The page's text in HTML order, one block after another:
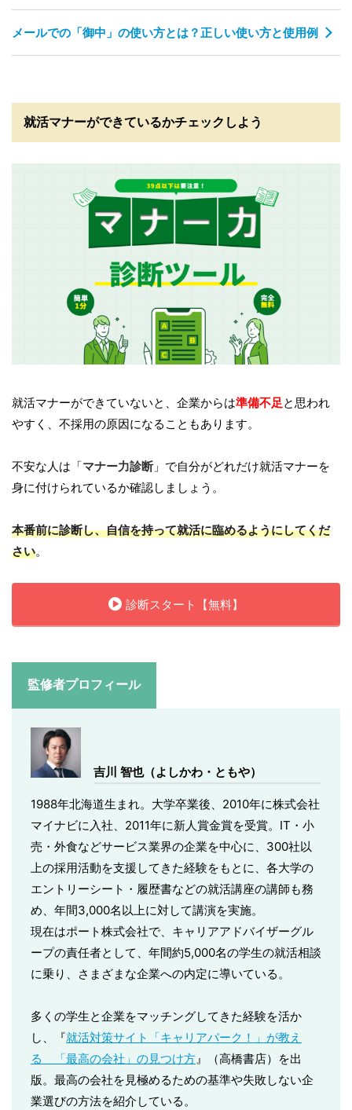
メールでの「御中」の使い方とは？正しい使い方と使用例
就活マナーができているかチェックしよう
就活マナーができていないと、企業からは準備不足と思われ
やすく、不採用の原因になることもあります。
不安な人は「マナー力診断」で自分がどれだけ就活マナーを
身に付けられているか確認しましょう。
本番前に診断し、自信を持って就活に臨めるようにしてくだ
さい。
診断スタート【無料】
監修者プロフィール
吉川 智也（よしかわ・ともや）
1988年北海道生まれ。大学卒業後、2010年に株式会社
マイナビに入社、2011年に新人賞金賞を受賞。IT・小
売・外食などサービス業界の企業を中心に、300社以
上の採用活動を支援してきた経験をもとに、各大学の
エントリーシート・履歴書などの就活講座の講師も務
め、年間3,000名以上に対して講演を実施。
現在はポート株式会社で、キャリアアドバイザーグル
ープの責任者として、年間約5,000名の学生の就活相談
に乗り、さまざまな企業への内定に導いている。
多くの学生と企業をマッチングしてきた経験を活か
し、『就活対策サイト「キャリアパーク！」が教え
る 「最高の会社」の見つけ方』（高橋書店）を出
版。最高の会社を見極めるための基準や失敗しない企
業選びの方法を紹介している。